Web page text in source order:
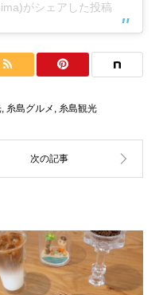
がシェアした投稿
糸島グルメ 糸島観光